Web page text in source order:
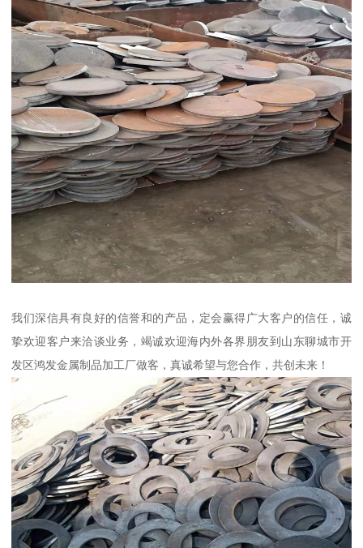
我们深信具有良好的信誉和的产品，定会赢得广大客户的信任，诚
挚欢迎客户来洽谈业务，竭诚欢迎海内外各界朋友到山东聊城市开
发区鸿发金属制品加工厂做客，真诚希望与您合作，共创未来！